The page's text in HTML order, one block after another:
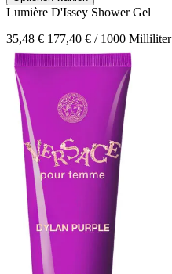
Lumière D'Issey Shower Gel
35,48 € 177,40 € / 1000 Milliliter